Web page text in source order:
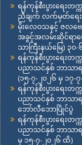
ရန်ကုန်စီးပွားရေး
ညီချက် လက်မှတ်ရေး
မိုးလေဝသနှင့် ဇလဗ
အခွင့်အလမ်းဆိုင်ရာဟေ
သာကြီးနယ်မြေ) ၃၀-
ရန်ကုန်စီးပွားရေးတ
ပညာသင်နှစ် ဘာသာရ
(၁၅-၇-၂၀၂၆ မှ ၁၇-
ရန်ကုန်စီးပွားရေးတ
ပညာသင်နှစ် ဘာသာရ
ဘော်လီဘောပြိုင်ပွဲ
ရန်ကုန်စီးပွားရေးတ
ပညာသင်နှစ် ဘာသာရ
မှ ၁၅-၇-၂၀၂၆ ထိ)